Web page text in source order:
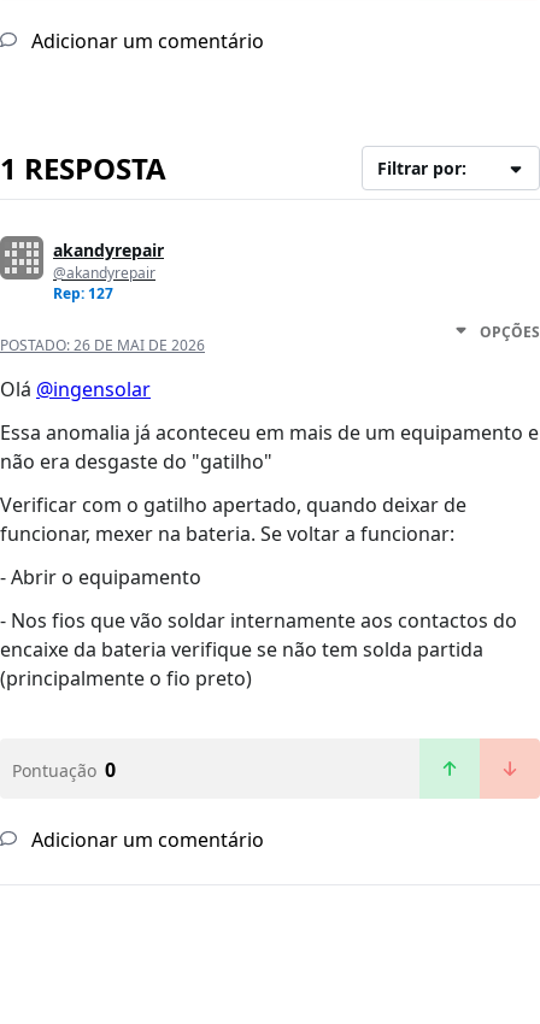
Adicionar um comentário
1 RESPOSTA Filtrar por:
akandyrepair
@akandyrepair
Rep: 127
POSTADO:26 DE MAI DE 2026
OPÇÕES
Olá @ingensolar
Essa anomalia já aconteceu em mais de um equipamento e
não era desgaste do "gatilho"
Verificar com o gatilho apertado, quando deixar de
funcionar, mexer na bateria. Se voltar a funcionar:
- Abrir o equipamento
- Nos fios que vão soldar internamente aos contactos do
encaixe da bateria verifique se não tem solda partida
(principalmente o fio preto)
Pontuação 0
Adicionar um comentário